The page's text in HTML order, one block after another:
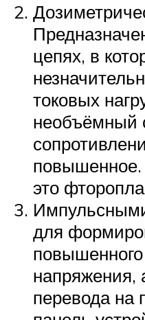
цепях, в
токовых
необъёмный
это
для
повышенного
напряжения,
перевода